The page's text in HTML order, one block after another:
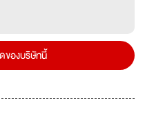
ของบริษัทนี้